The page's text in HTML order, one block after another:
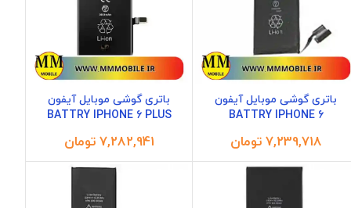
باتری گوشی موبایل آیفون
BATTRY IPHONE 6
تومان
باتری گوشی موبایل آیفون
BATTRY IPHONE 6 PLUS
تومان